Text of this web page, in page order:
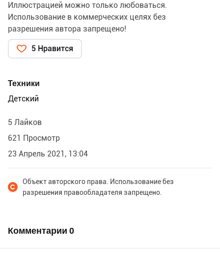
Иллюстрацией можно только любоваться.
Использование в коммерческих целях без
разрешения автора запрещено!
5 Нравится
Техники
Детский
5 Лайков
621 Просмотр
23 Апрель 2021, 13:04
Объект авторского права. Использование без
разрешения правообладателя запрещено.
Комментарии 0